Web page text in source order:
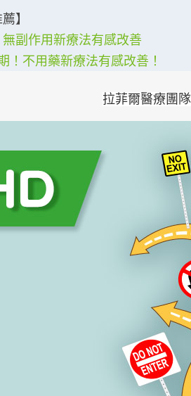
】
副作用新療法有感改善
！不用藥新療法有感改善！
拉菲爾醫療團隊